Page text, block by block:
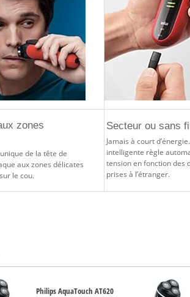
zones
de la tête de
aux zones délicates
le cou.
Secteur ou sans
Jamais à court
intelligente règle
tension en fonction des
prises à l’étranger.
Philips AquaTouch AT620